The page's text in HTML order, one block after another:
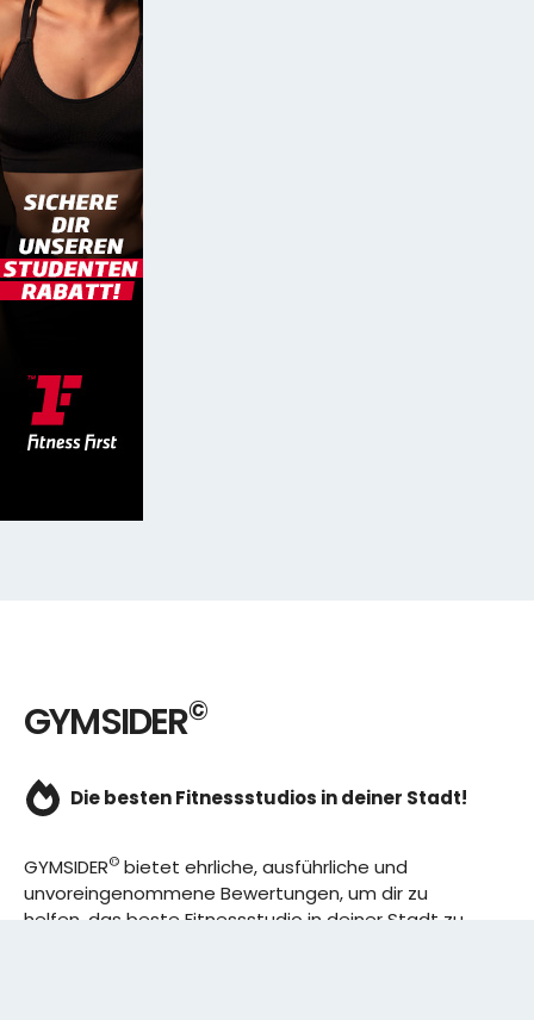
GYMSIDER©
Die besten Fitnessstudios in deiner Stadt!
GYMSIDER© bietet ehrliche, ausführliche und
unvoreingenommene Bewertungen, um dir zu
helfen, das beste Fitnessstudio in deiner Stadt zu